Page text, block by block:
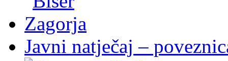
Javni natječaj –